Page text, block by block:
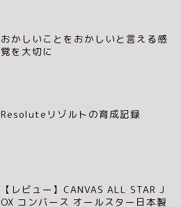
おかしいことをおかしいと言える感
覚を大切に
Resoluteリゾルトの育成記録
【レビュー】CANVAS ALL STAR J
OX コンバース オールスター日本製